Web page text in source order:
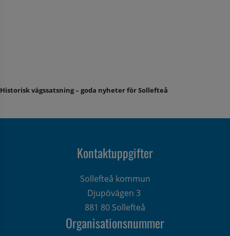
Historisk vägssatsning – goda nyheter för Sollefteå
Kontaktuppgifter
Sollefteå kommun
Djupövägen 3
881 80 Sollefteå
Organisationsnummer